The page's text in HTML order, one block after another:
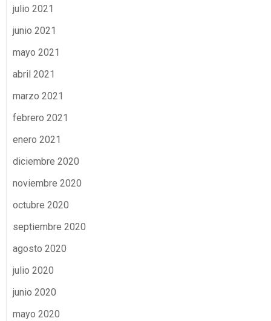
julio 2021
junio 2021
mayo 2021
abril 2021
marzo 2021
febrero 2021
enero 2021
diciembre 2020
noviembre 2020
octubre 2020
septiembre 2020
agosto 2020
julio 2020
junio 2020
mayo 2020